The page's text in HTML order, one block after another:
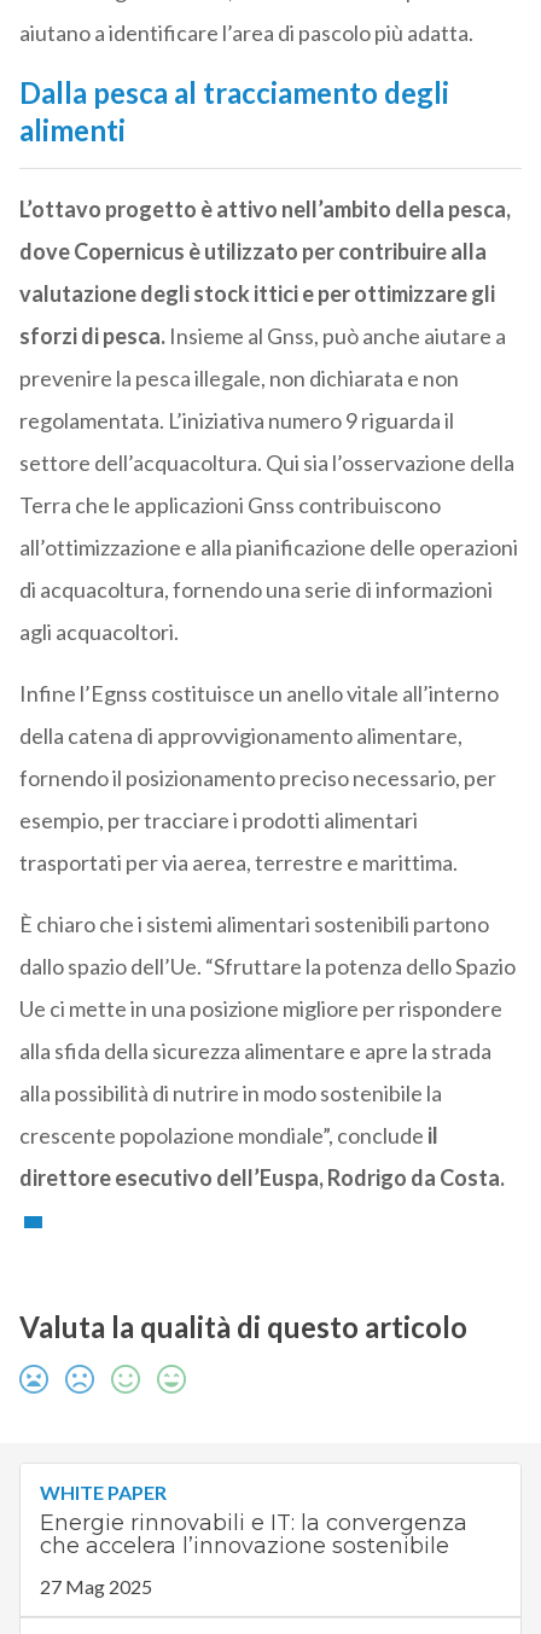
aiutano a identificare l’area di pascolo più adatta.
Dalla pesca al tracciamento degli
alimenti
L’ottavo progetto è attivo nell’ambito della pesca,
dove Copernicus è utilizzato per contribuire alla
valutazione degli stock ittici e per ottimizzare gli
sforzi di pesca.Insieme al Gnss, può anche aiutare a
prevenire la pesca illegale, non dichiarata e non
regolamentata. L’iniziativa numero 9 riguarda il
settore dell’acquacoltura. Qui sia l’osservazione della
Terra che le applicazioni Gnss contribuiscono
all’ottimizzazione e alla pianificazione delle operazioni
di acquacoltura, fornendo una serie di informazioni
agli acquacoltori.
Infine l’Egnss costituisce un anello vitale all’interno
della catena di approvvigionamento alimentare,
fornendo il posizionamento preciso necessario, per
esempio, per tracciare i prodotti alimentari
trasportati per via aerea, terrestre e marittima.
È chiaro che i sistemi alimentari sostenibili partono
dallo spazio dell’Ue. “Sfruttare la potenza dello Spazio
Ue ci mette in una posizione migliore per rispondere
alla sfida della sicurezza alimentare e apre la strada
alla possibilità di nutrire in modo sostenibile la
crescente popolazione mondiale”, conclude il
direttore esecutivo dell’Euspa, Rodrigo da Costa.
Valuta la qualità di questo articolo
WHITE PAPER
Energie rinnovabili e IT: la convergenza
che accelera l’innovazione sostenibile
27 Mag 2025